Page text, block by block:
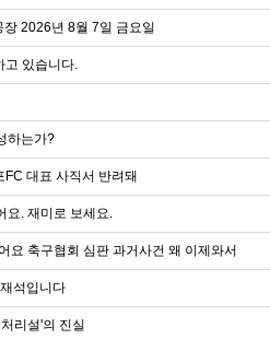
2026년 8월 7일 금요일
고 있습니다.
하는가?
대표 사직서 반려돼
요. 재미로 보세요.
요 축구협회 심판 과거사건 왜 이제와서
석입니다
리설'의 진실